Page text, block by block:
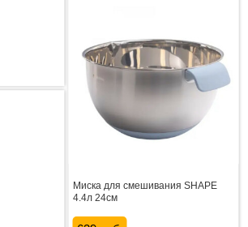
Миска для смешивания SHAPE
4.4л 24см